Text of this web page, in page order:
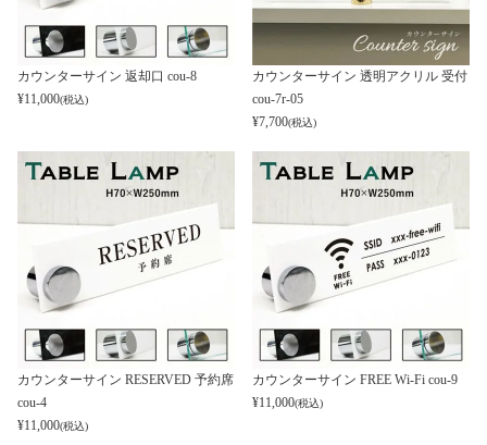
カウンターサイン 返却口 cou-8
¥11,000(税込)
カウンターサイン 透明アクリル 受付
cou-7r-05
¥7,700(税込)
カウンターサイン RESERVED 予約席
cou-4
¥11,000(税込)
カウンターサイン FREE Wi-Fi cou-9
¥11,000(税込)